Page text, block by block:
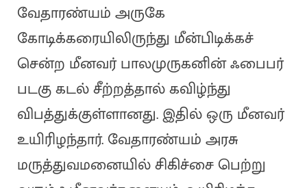
வேதாரண்யம் அருகே
கோடிக்கரையிலிருந்து மீன்பிடிக்கச்
சென்ற மீனவர் பாலமுருகனின் ஃபைபர்
படகு கடல் சீற்றத்தால் கவிழ்ந்து
விபத்துக்குள்ளானது. இதில் ஒரு மீனவர்
உயிரிழந்தார். வேதாரண்யம் அரசு
மருத்துவமனையில் சிகிச்சை பெற்று